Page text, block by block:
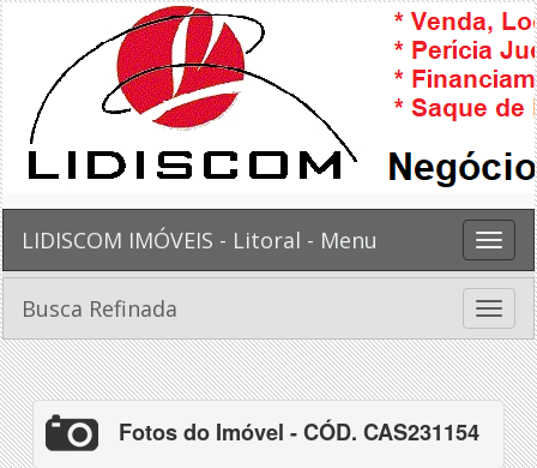
Toggle
LIDISCOM IMÓVEIS - Litoral - Menu
Toggle
Busca Refinada
Fotos do Imóvel - CÓD. CAS231154